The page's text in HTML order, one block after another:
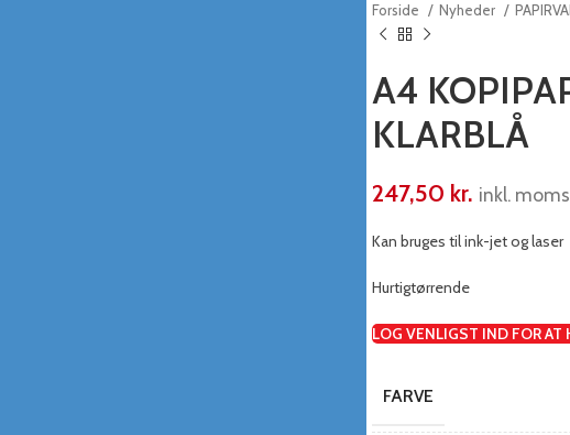
Forside Nyheder
A4
KLARBLÅ
247,50 kr. inkl.
Kan bruges til ink-jet og laser
Hurtigtørrende
LOG VENLIGST IND FOR AT
FARVE